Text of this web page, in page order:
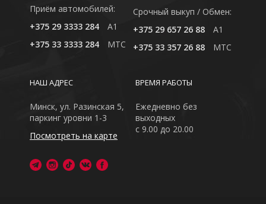
Приём автомобилей:
+375 29 3333 284
A1
+375 33 3333 284
MTC
Cрочный выкуп / Обмен:
+375 29 657 26 88
A1
+375 33 357 26 88
MTC
ВРЕМЯ РАБОТЫ
Ежедневно без
выходных
с 9.00 до 20.00
НАШ АДРЕС
Минск, ул. Разинская 5,
паркинг уровни 1-3
Посмотреть на карте